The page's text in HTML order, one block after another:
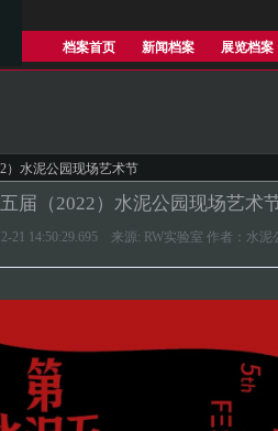
档案首页 新闻档案 展览档案
）水泥公园现场艺术节
届（2022）水泥公园现场艺术
21 14:50:29.695 来源: RW实验室 作者：水泥